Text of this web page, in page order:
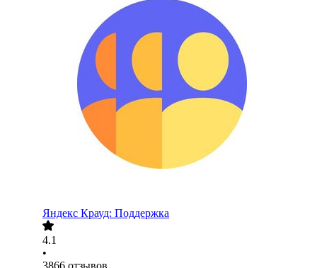
Яндекс Крауд: Поддержка
4.1
•